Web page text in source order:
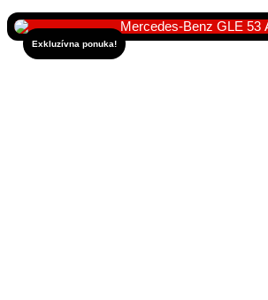
Mercedes-Benz GLE 53 AMG
PREDANÉ / SOLD